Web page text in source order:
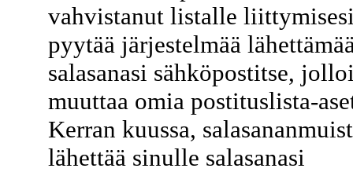
vahvistanut listalle
pyytää järjestelmää
salasanasi sähköpostitse,
muuttaa omia postituslista-
Kerran kuussa,
lähettää sinulle salasanasi